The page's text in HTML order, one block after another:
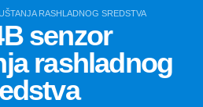
RASHLADNOG SREDSTVA
senzor
rashladnog